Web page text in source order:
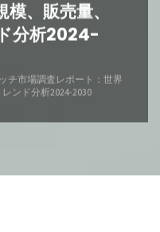
、販売量、
分析2024-
チ市場調査レポート：世界
ンド分析2024-2030